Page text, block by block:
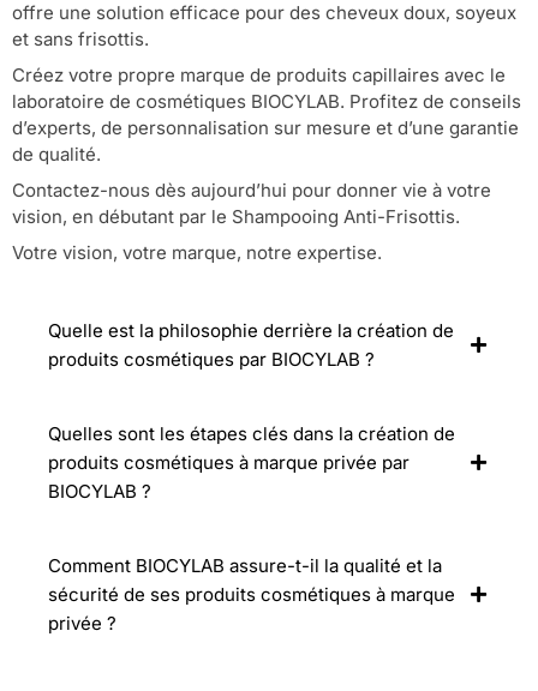
offre une solution efficace pour des cheveux doux, soyeux
et sans frisottis.
Créez votre propre marque de produits capillaires avec le
laboratoire de cosmétiques BIOCYLAB. Profitez de conseils
d’experts, de personnalisation sur mesure et d’une garantie
de qualité.
Contactez-nous dès aujourd’hui pour donner vie à votre
vision, en débutant par le Shampooing Anti-Frisottis.
Votre vision, votre marque, notre expertise.
Quelle est la philosophie derrière la création de
produits cosmétiques par BIOCYLAB ?
Quelles sont les étapes clés dans la création de
produits cosmétiques à marque privée par
BIOCYLAB ?
Comment BIOCYLAB assure-t-il la qualité et la
sécurité de ses produits cosmétiques à marque
privée ?